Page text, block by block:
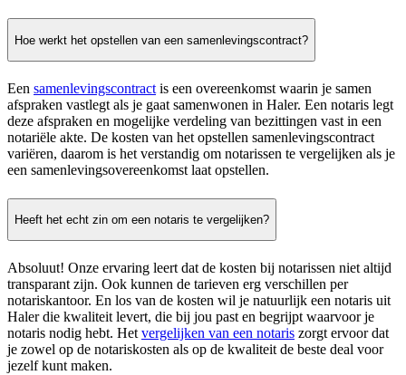
Hoe werkt het opstellen van een samenlevingscontract?
Een samenlevingscontract is een overeenkomst waarin je samen
afspraken vastlegt als je gaat samenwonen in Haler. Een notaris legt
deze afspraken en mogelijke verdeling van bezittingen vast in een
notariële akte. De kosten van het opstellen samenlevingscontract
variëren, daarom is het verstandig om notarissen te vergelijken als je
een samenlevingsovereenkomst laat opstellen.
Heeft het echt zin om een notaris te vergelijken?
Absoluut! Onze ervaring leert dat de kosten bij notarissen niet altijd
transparant zijn. Ook kunnen de tarieven erg verschillen per
notariskantoor. En los van de kosten wil je natuurlijk een notaris uit
Haler die kwaliteit levert, die bij jou past en begrijpt waarvoor je
notaris nodig hebt. Hetvergelijken van een notaris zorgt ervoor dat
je zowel op de notariskosten als op de kwaliteit de beste deal voor
jezelf kunt maken.